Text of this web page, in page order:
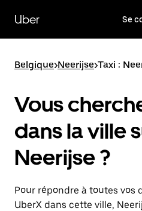
contenu
principal
Uber Se
Belgique>Neerijse>Taxi :
Vous
dans la ville
Neerijse ?
Pour répondre à toutes vos
UberX dans cette ville,